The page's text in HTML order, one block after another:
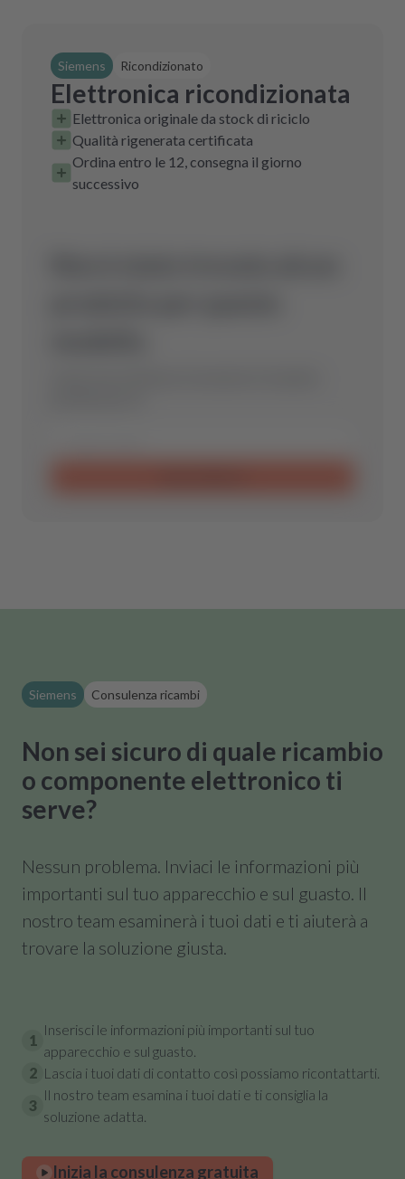
Siemens Ricondizionato
Elettronica ricondizionata
Elettronica originale da stock di riciclo
Qualità rigenerata certificata
Ordina entro le 12, consegna il giorno
successivo
Siemens Consulenza ricambi
Non sei sicuro di quale ricambio
o componente elettronico ti
serve?
Nessun problema. Inviaci le informazioni più
importanti sul tuo apparecchio e sul guasto. Il
nostro team esaminerà i tuoi dati e ti aiuterà a
trovare la soluzione giusta.
1
Inserisci le informazioni più importanti sul tuo
apparecchio e sul guasto.
2 Lascia i tuoi dati di contatto così possiamo ricontattarti.
3
Il nostro team esamina i tuoi dati e ti consiglia la
soluzione adatta.
Inizia la consulenza gratuita